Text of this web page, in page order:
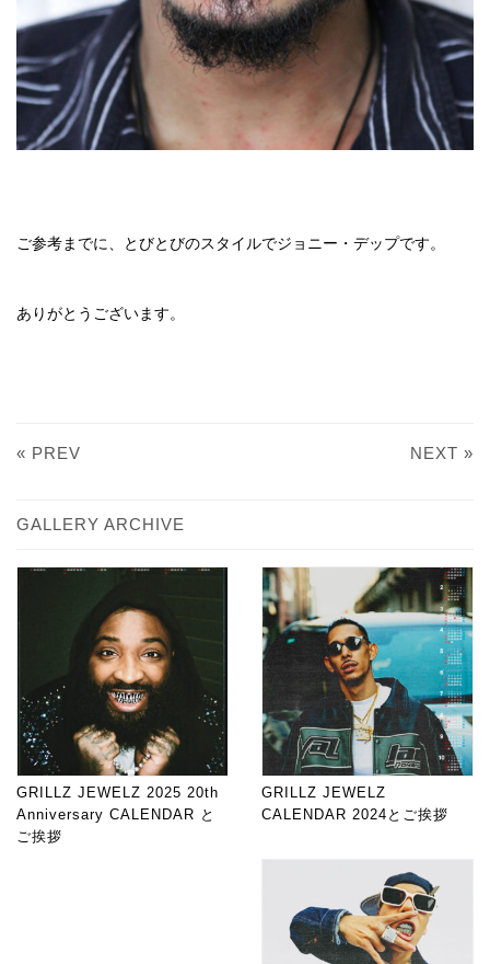
ご参考までに、とびとびのスタイルでジョニー・デップです。
ありがとうございます。
« PREV NEXT »
GALLERY ARCHIVE
GRILLZ JEWELZ 2025 20th
Anniversary CALENDAR と
ご挨拶
GRILLZ JEWELZ
CALENDAR 2024とご挨拶